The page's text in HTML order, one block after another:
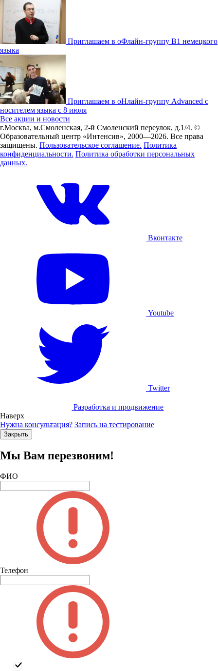
Приглашаем в оФлайн-группу В1 немецкого
языка
Приглашаем в оНлайн-группу Advanced с
носителем языка с 8 июля
Все акции и новости
г.Москва, м.Смоленская, 2-й Смоленский переулок, д.1/4. ©
Образовательный центр «Интенсив», 2000—2026. Все права
защищены. Пользовательское соглашение. Политика
конфиденциальности. Политика обработки персональных
данных.
Вконтакте
Youtube
Twitter
Разработка и продвижение
Наверх
Нужна консультация? Запись на тестирование
Закрыть
Мы Вам перезвоним!
ФИО
Телефон